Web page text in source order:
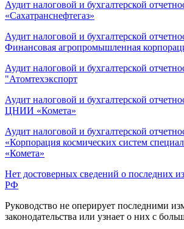
Аудит налоговой и бухгалтерской
«Сахатранснефтегаз»
Аудит налоговой и бухгалтерской
Финансовая агропромышленная
Аудит налоговой и бухгалтерской
"Атомтехэкспорт
Аудит налоговой и бухгалтерской
ЦНИИ «Комета»
Аудит налоговой и бухгалтерской
«Корпорация космических систем
«Комета»
Нет достоверных сведений о последних
РФ
Руководство не оперирует последними
законодательства или узнает о них с